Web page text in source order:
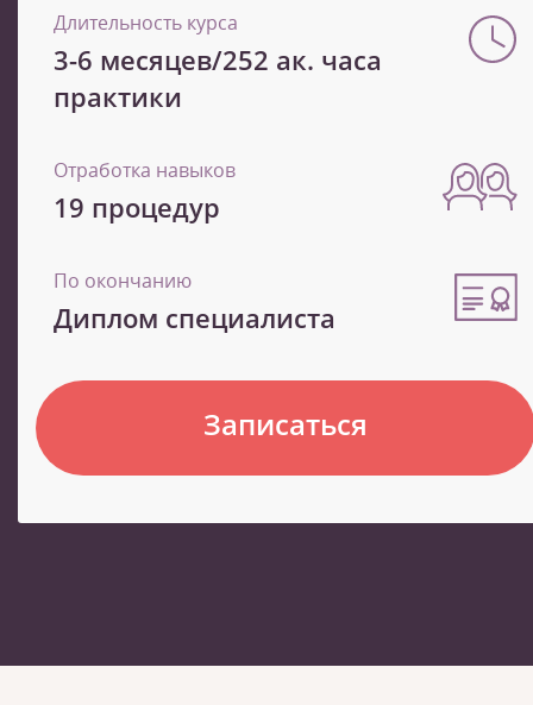
Длительность курса
3-6 месяцев/252 ак. часа
практики
Отработка навыков
19 процедур
По окончанию
Диплом специалиста
Записаться